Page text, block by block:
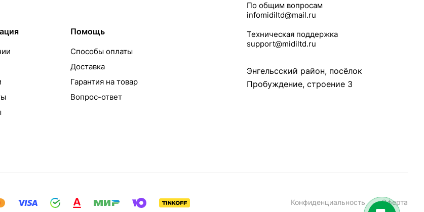
Помощь
Способы оплаты
Доставка
Гарантия на товар
Вопрос-ответ
По общим вопросам
infomidiltd@mail.ru
Техническая поддержка
support@midiltd.ru
Энгельсский район, посёлок
Пробуждение, строение 3
Конфиденциальность Оферта